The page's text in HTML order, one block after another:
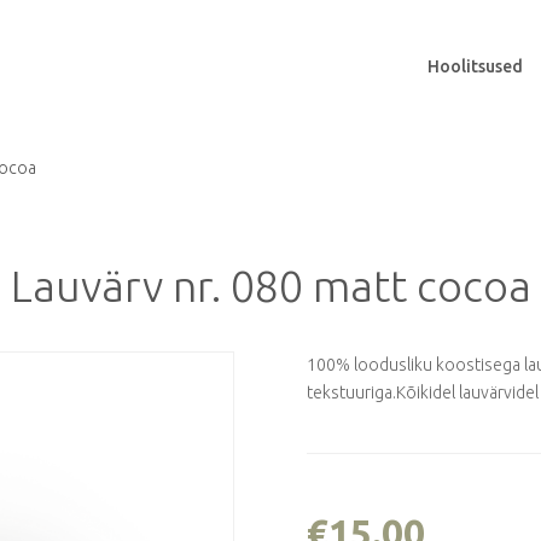
Hoolitsused
Lauvärv nr. 080 matt cocoa
100% loodusliku koostisega
tekstuuriga.Kõikidel lauvärvidel